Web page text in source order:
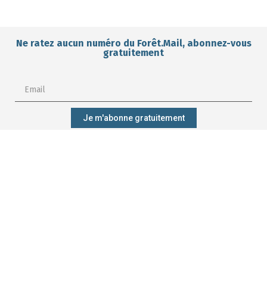
Ne ratez aucun numéro du Forêt.Mail, abonnez-vous
gratuitement
Je m'abonne gratuitement